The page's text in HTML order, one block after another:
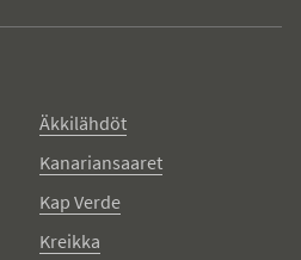
Äkkilähdöt
Kanariansaaret
Kap Verde
Kreikka